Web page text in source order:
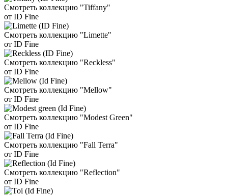
Смотреть коллекцию "Tiffany"
от ID Fine
Смотреть коллекцию "Limette"
от ID Fine
Смотреть коллекцию "Reckless"
от ID Fine
Смотреть коллекцию "Mellow"
от ID Fine
Смотреть коллекцию "Modest Green"
от ID Fine
Смотреть коллекцию "Fall Terra"
от ID Fine
Смотреть коллекцию "Reflection"
от ID Fine